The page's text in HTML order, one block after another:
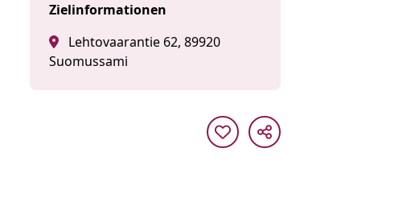
Zielinformationen
Lehtovaarantie 62, 89920
Suomussami